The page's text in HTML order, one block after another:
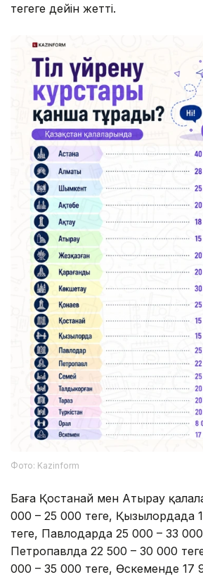
теңгеге дейін жетті.
Фото: Kazinform
Баға Қостанай мен Атырау
000 – 25 000 теңге, Қызылордада
теңге, Павлодарда 25 000 – 33 000
Петропавлда 22 500 – 30 000
000 – 35 000 теңге, Өскеменде 17